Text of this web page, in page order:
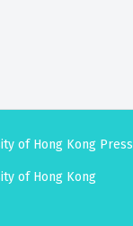
of Hong Kong Press
of Hong Kong